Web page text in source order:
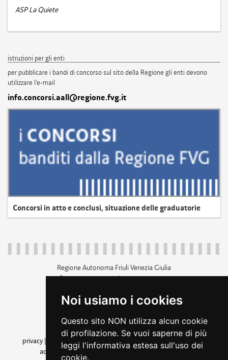
Noi usiamo i cookies
Questo sito NON utilizza alcun cookie
di profilazione. Se vuoi saperne di più
leggi l'informativa estesa sull'uso dei
cookie.
ASP La Quiete
istruzioni per gli enti
per pubblicare i bandi di concorso sul sito della Regione gli enti devono
utilizzare l'e-mail
info.concorsi.aall@regione.fvg.it
Concorsi in atto e conclusi, situazione delle graduatorie
Regione Autonoma Friuli Venezia Giulia
c.f. 80014930327; p.iva 00526040324
+39 040 3771111
amministrazione trasparente
privacy
cookie |note legali accessibilità
dichiarazione di
accessibilità| feedback cambio preferenze cookie